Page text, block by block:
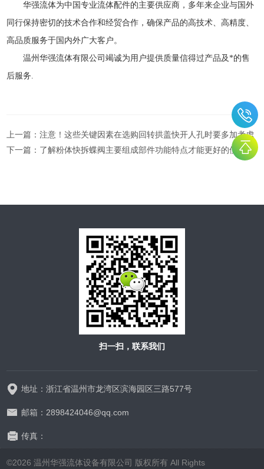
华强流体为中国专业流体配件的主要供应商，多年来企业与国外
同行保持密切的技术合作和经贸合作，确保产品的高技术、高精度、
高品质服务于国内外广大客户。
温州华强流体有限公司竭诚为用户提供质量信得过产品及*的售
后服务.
上一篇：注意！这些关键因素在选购回转拱盖快开人孔时要多加考虑
下一篇： 了解粉体快拆蝶阀主要组成部件功能特点才能更好的使用它
扫一扫，联系我们
地址：浙江省温州市龙湾区滨海园区三路577号
邮箱：2898424046@qq.com
传真：
©2026 温州华强流体设备有限公司 版权所有 All Rights